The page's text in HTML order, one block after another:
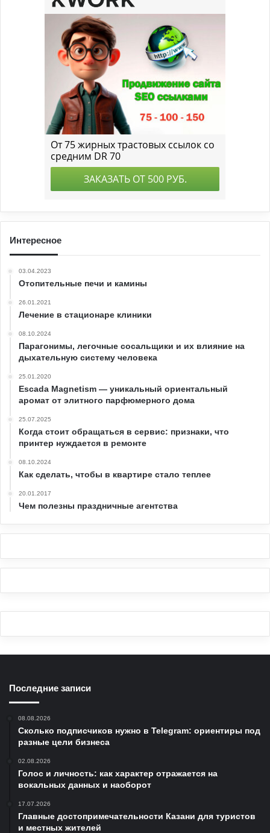
Интересное
03.04.2023
Отопительные печи и камины
26.01.2021
Лечение в стационаре клиники
08.10.2024
Парагонимы, легочные сосальщики и их влияние на
дыхательную систему человека
25.01.2020
Escada Magnetism — уникальный ориентальный
аромат от элитного парфюмерного дома
25.07.2025
Когда стоит обращаться в сервис: признаки, что
принтер нуждается в ремонте
08.10.2024
Как сделать, чтобы в квартире стало теплее
20.01.2017
Чем полезны праздничные агентства
Последние записи
08.08.2026
Сколько подписчиков нужно в Telegram: ориентиры под
разные цели бизнеса
02.08.2026
Голос и личность: как характер отражается на
вокальных данных и наоборот
17.07.2026
Главные достопримечательности Казани для туристов
и местных жителей